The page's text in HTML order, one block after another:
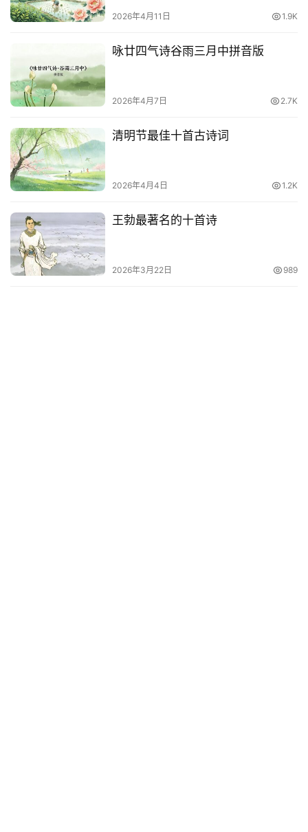
2026年4月11日 1.9K
咏廿四气诗谷雨三月中拼音版
2026年4月7日 2.7K
清明节最佳十首古诗词
2026年4月4日 1.2K
王勃最著名的十首诗
2026年3月22日 989